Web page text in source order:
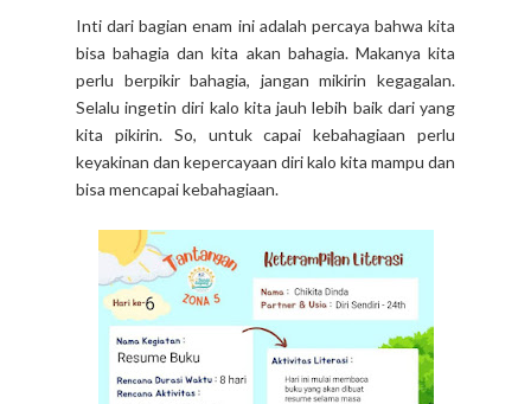
Inti dari bagian enam ini adalah percaya bahwa kita
bisa bahagia dan kita akan bahagia. Makanya kita
perlu berpikir bahagia, jangan mikirin kegagalan.
Selalu ingetin diri kalo kita jauh lebih baik dari yang
kita pikirin. So, untuk capai kebahagiaan perlu
keyakinan dan kepercayaan diri kalo kita mampu dan
bisa mencapai kebahagiaan.